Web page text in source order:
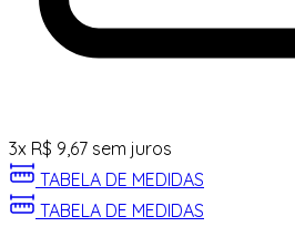
3x R$ 9,67 sem juros
TABELA DE MEDIDAS
TABELA DE MEDIDAS